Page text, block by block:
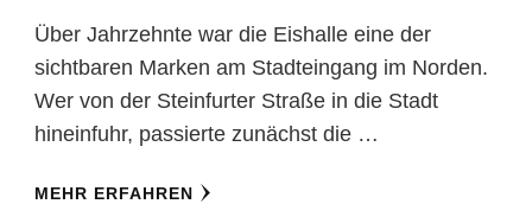
Über Jahrzehnte war die Eishalle eine der
sichtbaren Marken am Stadteingang im Norden.
Wer von der Steinfurter Straße in die Stadt
hineinfuhr, passierte zunächst die …
MEHR ERFAHREN